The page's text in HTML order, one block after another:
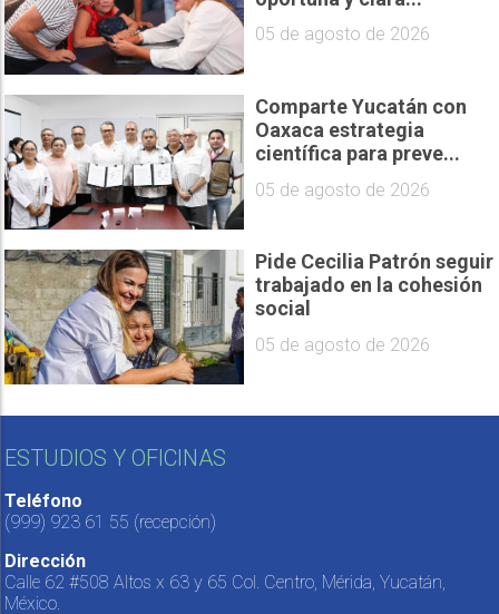
05 de agosto de 2026
Comparte Yucatán con
Oaxaca estrategia
científica para preve...
05 de agosto de 2026
Pide Cecilia Patrón seguir
trabajado en la cohesión
social
05 de agosto de 2026
ESTUDIOS Y OFICINAS
Teléfono
(999) 923 61 55 (recepción)
Dirección
Calle 62 #508 Altos x 63 y 65 Col. Centro, Mérida, Yucatán,
México.